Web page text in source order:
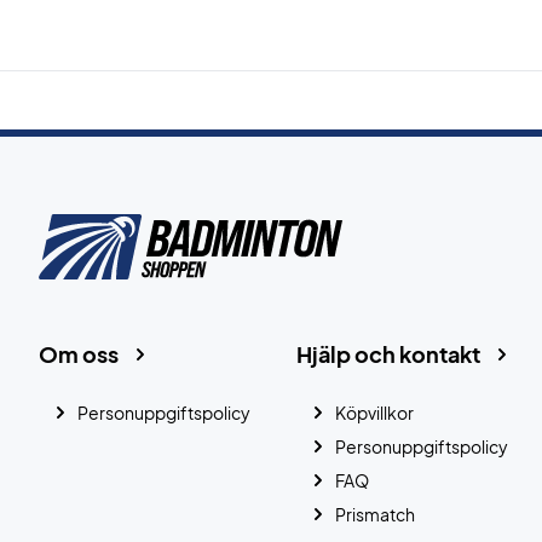
Hjälp och kontakt
Köpvillkor
Personuppgiftspolicy
FAQ
Prismatch
Om oss
Personuppgiftspolicy